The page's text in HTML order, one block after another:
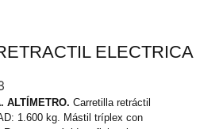
ELECTRICA
ALTÍMETRO. Carretilla retráctil
1.600 kg. Mástil tríplex con